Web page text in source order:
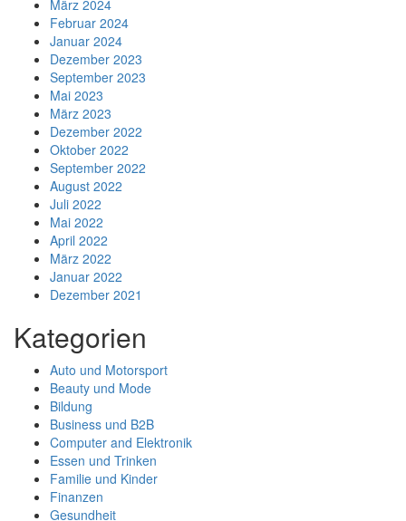
März 2024
Februar 2024
Januar 2024
Dezember 2023
September 2023
Mai 2023
März 2023
Dezember 2022
Oktober 2022
September 2022
August 2022
Juli 2022
Mai 2022
April 2022
März 2022
Januar 2022
Dezember 2021
Kategorien
Auto und Motorsport
Beauty und Mode
Bildung
Business und B2B
Computer and Elektronik
Essen und Trinken
Familie und Kinder
Finanzen
Gesundheit